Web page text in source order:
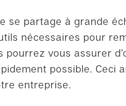
se partage à grande
nécessaires pour
pourrez vous assurer
possible.
entreprise.